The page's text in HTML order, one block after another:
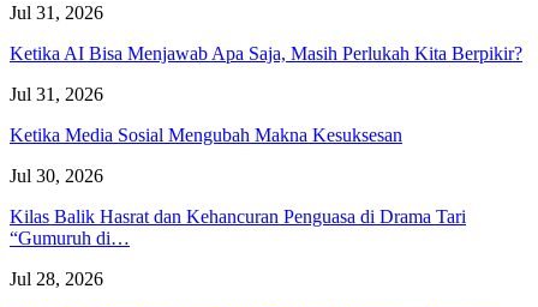
Jul 31, 2026
Ketika AI Bisa Menjawab Apa Saja, Masih Perlukah Kita Berpikir?
Jul 31, 2026
Ketika Media Sosial Mengubah Makna Kesuksesan
Jul 30, 2026
Kilas Balik Hasrat dan Kehancuran Penguasa di Drama Tari
“Gumuruh di…
Jul 28, 2026